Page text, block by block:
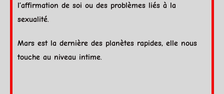
l’affirmation de soi ou des problèmes liés à la
sexualité.
Mars est la dernière des planètes rapides, elle nous
touche au niveau intime.